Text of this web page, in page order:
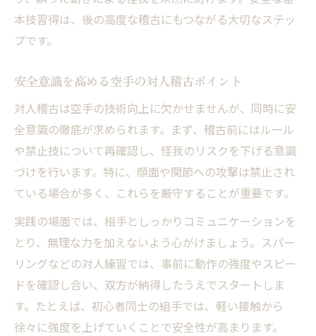
安全に学べる空手セッションのポイント
黒帯取得に役立つ空手セッションの選び方
黒帯取得を目指す空手セッションのポイン
ト
空手セッションで黒帯を目指すコツとは
黒帯取得に欠かせない空手技術と安全性
段階別空手セッションの選び方と活用法
空手黒帯取得を支えるセッションの特徴
実践的な空手セッションで得る新たな気づき
空手セッションで発見できる技術の課題
実践セッションがもたらす成長のヒント
空手技術向上に役立つ体験談と気づき
本技習得は、後の高度な稽古にもつながる大切なステッ
プです。
安全意識を高める空手の対人稽古ポイント
対人稽古は空手の技術向上に欠かせませんが、同時に安
全意識の徹底が求められます。まず、稽古前にはルール
や禁止技について再確認し、怪我のリスクを下げる意識
づけを行います。特に、顔面や関節への攻撃は禁止され
ている場合が多く、これらを厳守することが重要です。
実践の場面では、相手としっかりコミュニケーションを
とり、無理な力を加えないよう心がけましょう。スパー
リングなどの対人練習では、事前に動作の強度やスピー
ドを確認し合い、双方が納得したうえでスタートしま
す。たとえば、初心者同士の組手では、軽い接触から
徐々に強度を上げていくことで安全性が高まります。